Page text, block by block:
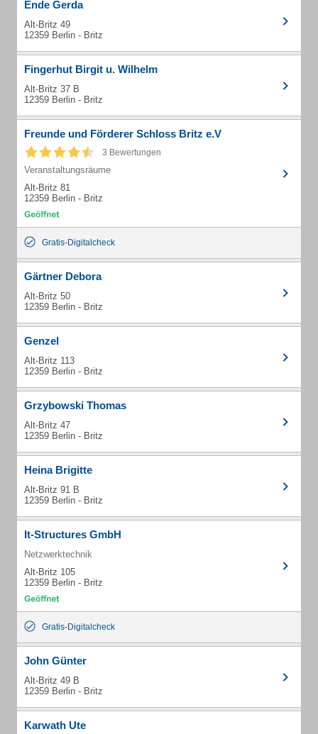
Ende Gerda
Alt-Britz 49
12359 Berlin - Britz
Fingerhut Birgit u. Wilhelm
Alt-Britz 37 B
12359 Berlin - Britz
Freunde und Förderer Schloss Britz e.V
3 Bewertungen
Veranstaltungsräume
Alt-Britz 81
12359 Berlin - Britz
Gratis-Digitalcheck
Gärtner Debora
Alt-Britz 50
12359 Berlin - Britz
Genzel
Alt-Britz 113
12359 Berlin - Britz
Grzybowski Thomas
Alt-Britz 47
12359 Berlin - Britz
Heina Brigitte
Alt-Britz 91 B
12359 Berlin - Britz
It-Structures GmbH
Netzwerktechnik
Alt-Britz 105
12359 Berlin - Britz
Gratis-Digitalcheck
John Günter
Alt-Britz 49 B
12359 Berlin - Britz
Karwath Ute